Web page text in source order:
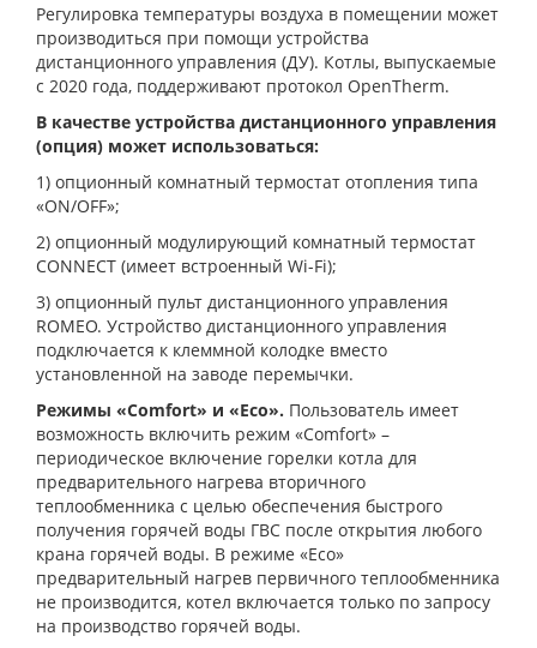
Регулировка температуры воздуха в помещении может
производиться при помощи устройства
дистанционного управления (ДУ). Котлы, выпускаемые
с 2020 года, поддерживают протокол OpenTherm.
В качестве устройства дистанционного управления
(опция) может использоваться:
1) опционный комнатный термостат отопления типа
«ON/OFF»;
2) опционный модулирующий комнатный термостат
CONNECT (имеет встроенный Wi-Fi);
3) опционный пульт дистанционного управления
ROMEO. Устройство дистанционного управления
подключается к клеммной колодке вместо
установленной на заводе перемычки.
Режимы «Comfort» и «Eco». Пользователь имеет
возможность включить режим «Comfort» –
периодическое включение горелки котла для
предварительного нагрева вторичного
теплообменника с целью обеспечения быстрого
получения горячей воды ГВС после открытия любого
крана горячей воды. В режиме «Eco»
предварительный нагрев первичного теплообменника
не производится, котел включается только по запросу
на производство горячей воды.